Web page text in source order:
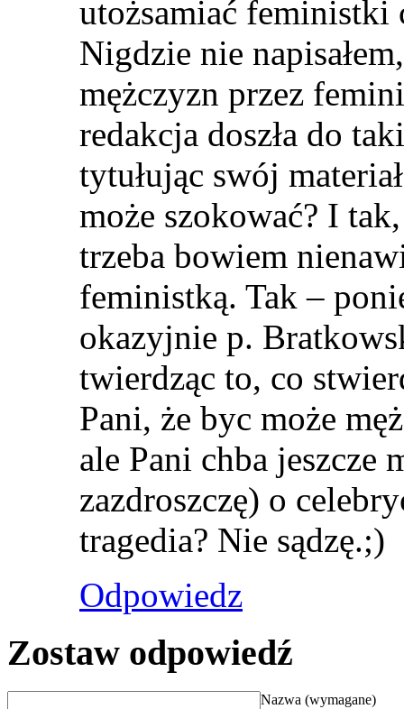
utożsamiać
Nigdzie nie
mężczyzn przez
redakcja doszła do
tytułując swój
może szokować? I
trzeba bowiem
feministką. Tak –
okazyjnie p.
twierdząc to, co
Pani, że byc może
ale Pani chba jeszcze
zazdroszczę) o
tragedia? Nie sądzę.;)
Odpowiedz
Zostaw odpowiedź
Nazwa (wymagane)